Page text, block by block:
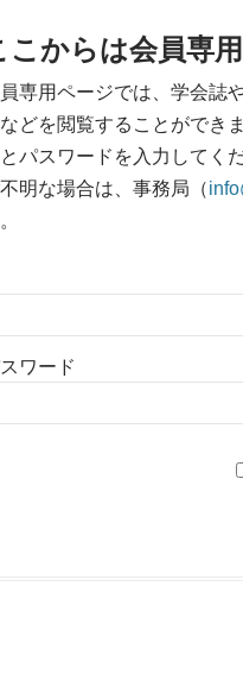
こからは会員専
専用ページでは、学会誌
どを閲覧することができま
とパスワードを入力してく
明な場合は、事務局（
ワード